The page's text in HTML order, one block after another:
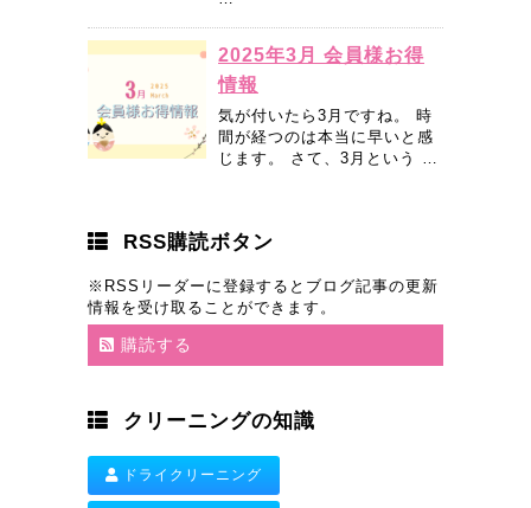
2025年3月 会員様お得
情報
気が付いたら3月ですね。 時
間が経つのは本当に早いと感
じます。 さて、3月という …
RSS購読ボタン
※RSSリーダーに登録するとブログ記事の更新
情報を受け取ることができます。
購読する
クリーニングの知識
ドライクリーニング